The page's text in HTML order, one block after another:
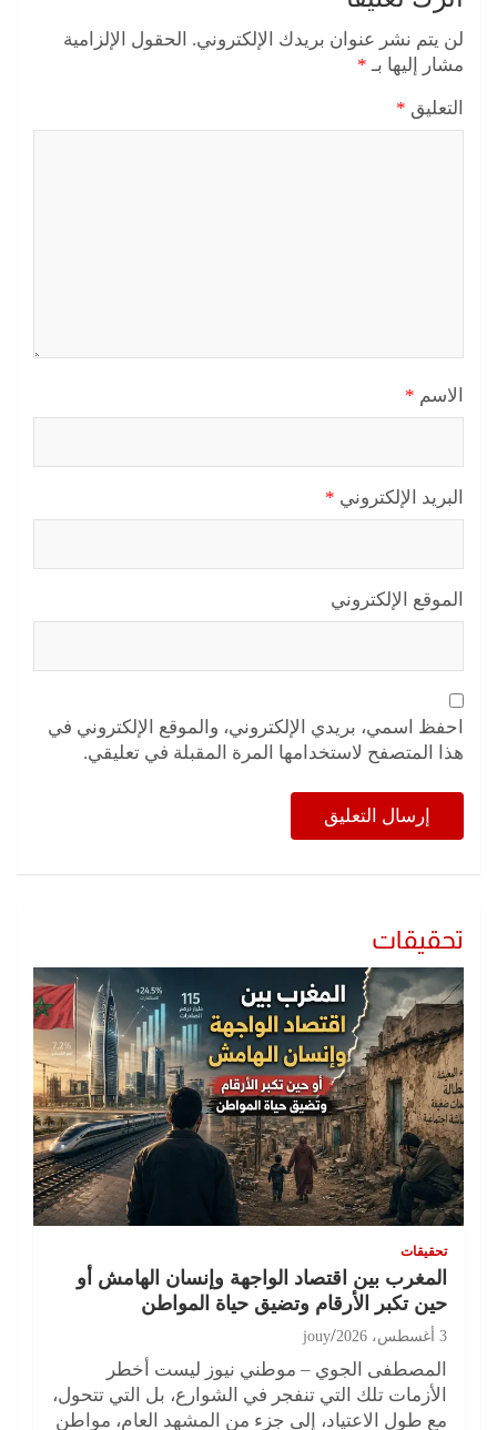
لن يتم نشر عنوان بريدك الإلكتروني. الحقول الإلزامية
مشار إليها بـ *
التعليق *
الاسم *
البريد الإلكتروني *
الموقع الإلكتروني
احفظ اسمي، بريدي الإلكتروني، والموقع الإلكتروني في
هذا المتصفح لاستخدامها المرة المقبلة في تعليقي.
تحقيقات
تحقيقات
المغرب بين اقتصاد الواجهة وإنسان الهامش أو
حين تكبر الأرقام وتضيق حياة المواطن
3 أغسطس، 2026 jouy
المصطفى الجوي – موطني نيوز ليست أخطر
الأزمات تلك التي تنفجر في الشوارع، بل التي تتحول،
مع طول الاعتياد، إلى جزء من المشهد العام، مواطن